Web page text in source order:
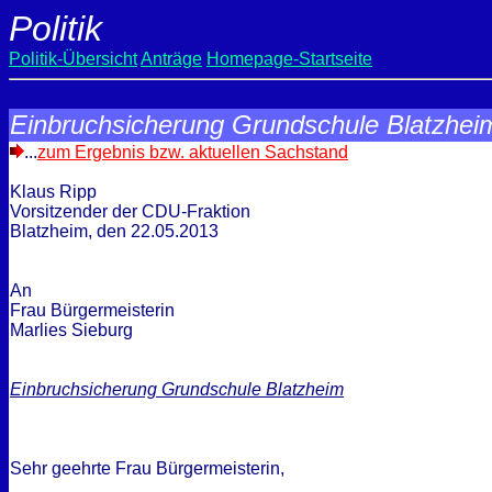
Politik
Politik-ÜbersichtAnträge Homepage-Startseite
Einbruchsicherung Grundschule
...zum Ergebnis bzw. aktuellen Sachstand
Klaus Ripp
Vorsitzender der CDU-Fraktion
Blatzheim, den 22.05.2013
An
Frau Bürgermeisterin
Marlies Sieburg
Einbruchsicherung Grundschule Blatzheim
Sehr geehrte Frau Bürgermeisterin,